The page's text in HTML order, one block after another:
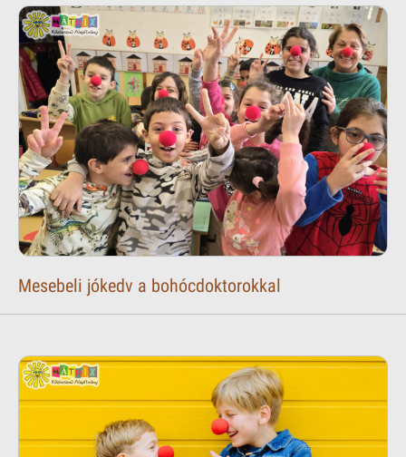
Mesebeli jókedv a bohócdoktorokkal